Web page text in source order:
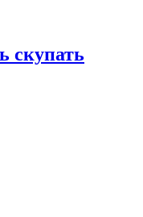
скупать